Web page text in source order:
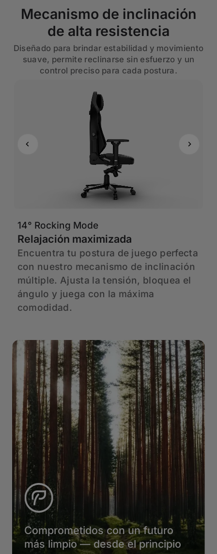
Mecanismo de inclinación
de alta resistencia
Diseñado para brindar estabilidad y movimiento
suave, permite reclinarse sin esfuerzo y un
control preciso para cada postura.
14° Rocking Mode
Relajación maximizada
Encuentra tu postura de juego perfecta
con nuestro mecanismo de inclinación
múltiple. Ajusta la tensión, bloquea el
ángulo y juega con la máxima
comodidad.
Comprometidos con un futuro
más limpio — desde el principio